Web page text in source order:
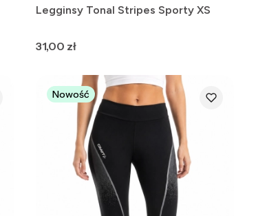
Legginsy Tonal Stripes Sporty XS
Cena
31,00 zł
Nowość